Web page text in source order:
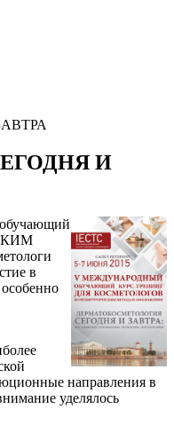
И
в
направления в
уделялось